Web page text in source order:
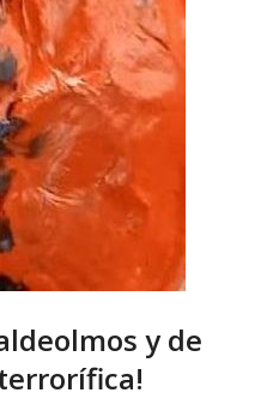
y de